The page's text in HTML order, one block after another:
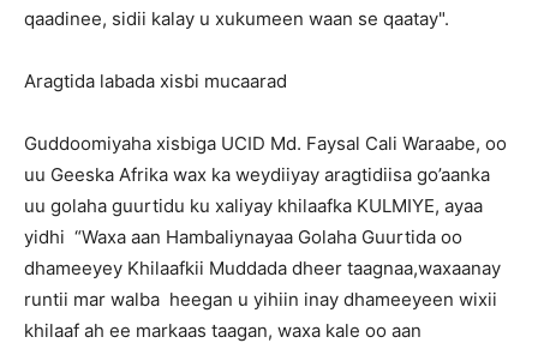
qaadinee, sidii kalay u xukumeen waan se qaatay".
Aragtida labada xisbi mucaarad
Guddoomiyaha xisbiga UCID Md. Faysal Cali Waraabe, oo
uu Geeska Afrika wax ka weydiiyay aragtidiisa go’aanka
uu golaha guurtidu ku xaliyay khilaafka KULMIYE, ayaa
yidhi “Waxa aan Hambaliynayaa Golaha Guurtida oo
dhameeyey Khilaafkii Muddada dheer taagnaa,waxaanay
runtii mar walba heegan u yihiin inay dhameeyeen wixii
khilaaf ah ee markaas taagan, waxa kale oo aan